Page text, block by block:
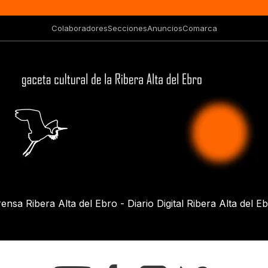
ColaboradoresSeccionesAnunciosComarca
Ribera Alta del Ebro - Diario Digital Ribera Alta del